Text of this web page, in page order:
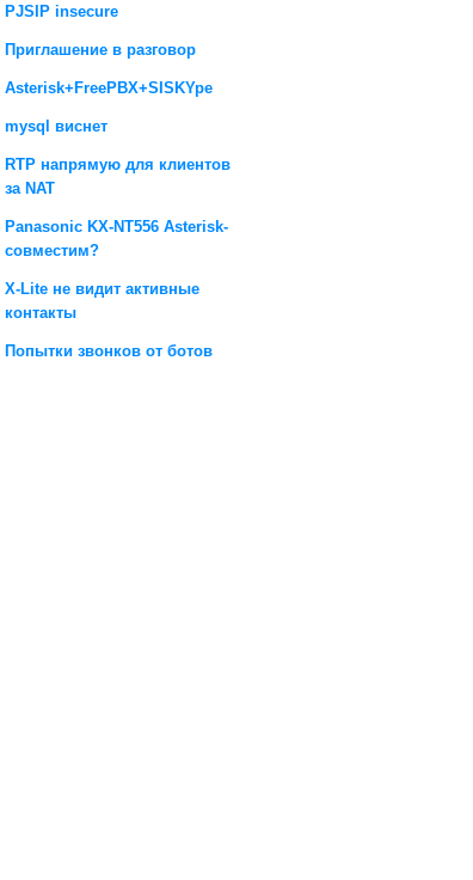
PJSIP insecure
Приглашение в разговор
Asterisk+FreePBX+SISKYpe
mysql виснет
RTP напрямую для клиентов
за NAT
Panasonic KX-NT556 Asterisk-
совместим?
X-Lite не видит активные
контакты
Попытки звонков от ботов